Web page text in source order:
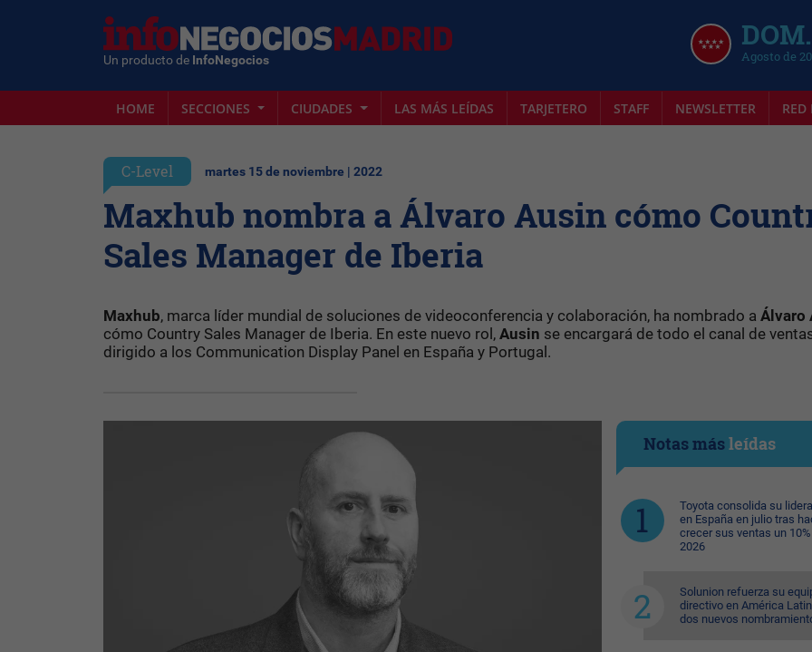
Un producto de InfoNegocios Agosto de
HOME SECCIONES CIUDADES LAS MÁS LEÍDAS TARJETERO STAFF NEWSLETTER
C-Level martes 15 de noviembre | 2022
Maxhub nombra a Álvaro Ausin cómo
Sales Manager de Iberia
Maxhub, marca líder mundial de soluciones de videoconferencia y colaboración, ha nombrado a Álvaro
cómo Country Sales Manager de Iberia. En este nuevo rol, Ausin se encargará de todo el canal de
dirigido a los Communication Display Panel en España y Portugal.
Notas másleídas
Toyota consolida su
en España en julio tras
crecer sus ventas un
2026
Solunion refuerza su
directivo en América
dos nuevos